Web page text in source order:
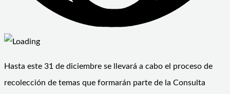
Hasta este 31 de diciembre se llevará a cabo el proceso de
recolección de temas que formarán parte de la Consulta